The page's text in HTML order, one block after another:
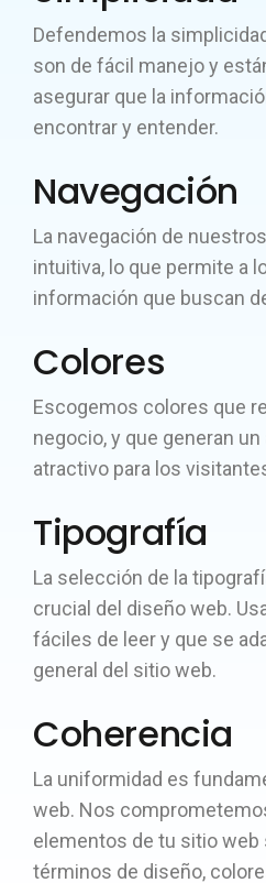
Defendemos la
son de fácil manejo y
asegurar que la
encontrar y entender.
Navegación
La navegación de
intuitiva, lo que permite a
información que buscan
Colores
Escogemos colores que
negocio, y que generan
atractivo para los
Tipografía
La selección de la
crucial del diseño web.
fáciles de leer y que se
general del sitio web.
Coherencia
La uniformidad es
web. Nos
elementos de tu sitio
términos de diseño,